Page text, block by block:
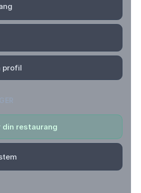
profil
restaurang